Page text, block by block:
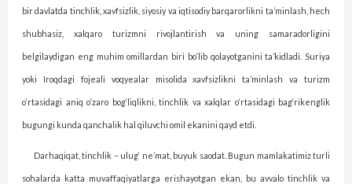
bir davlatda tinchlik, xavf­sizlik, siyosiy va iqtisodiy barqarorlikni ta’minlash, hech
shubhasiz, xalqaro turizmni rivojlantirish va uning samaradorligini
belgilaydigan eng muhim omillardan biri bo‘lib qolayotganini ta’kidladi. Suriya
yoki Iroqdagi fojeali voqyealar misolida xavfsizlikni ta’minlash va turizm
o‘rtasidagi aniq o‘zaro bog‘liqlikni, tinchlik va xalqlar o‘rtasidagi bag‘rikenglik
bugungi kunda qanchalik hal qiluvchi omil ekanini qayd etdi.
Darhaqiqat, tinchlik – ulug‘ ne’mat, buyuk saodat. Bugun mamlakatimiz turli
sohalarda katta muvaffaqiyatlarga erishayotgan ekan, bu avvalo tinchlik va